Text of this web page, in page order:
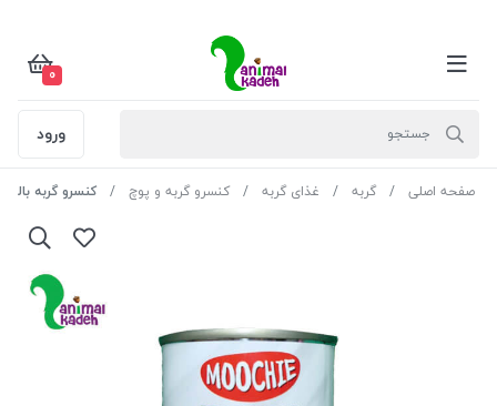
0
ورود
صفحه اصلی گربه غذای گربه کنسرو گربه و پوچ کنسرو گربه